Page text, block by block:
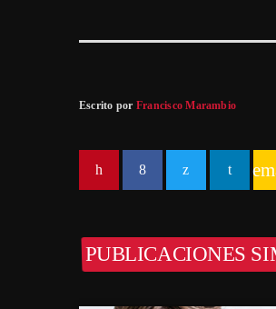
Escrito por Francisco Marambio
PUBLICACIONES